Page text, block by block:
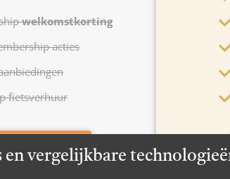
en vergelijkbare
welkomstkorting
acties
fietsverhuur
aanmaken